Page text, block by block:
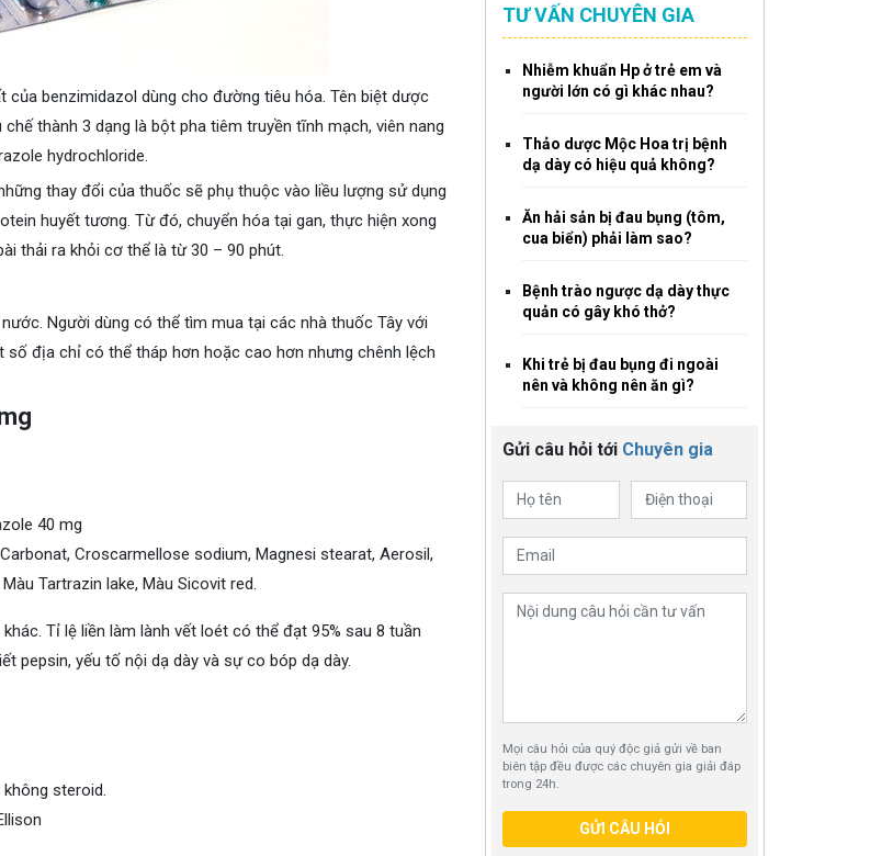
benzimidazol dùng cho đường tiêu hóa. Tên biệt dược
thành 3 dạng là bột pha tiêm truyền tĩnh mạch, viên nang
hydrochloride.
thay đổi của thuốc sẽ phụ thuộc vào liều lượng sử dụng
huyết tương. Từ đó, chuyển hóa tại gan, thực hiện xong
thải ra khỏi cơ thể là từ 30 – 90 phút.
Người dùng có thể tìm mua tại các nhà thuốc Tây với
số địa chỉ có thể tháp hơn hoặc cao hơn nhưng chênh lệch
40 mg
Croscarmellose sodium, Magnesi stearat, Aerosil,
Tartrazin lake, Màu Sicovit red.
Tỉ lệ liền làm lành vết loét có thể đạt 95% sau 8 tuần
pepsin, yếu tố nội dạ dày và sự co bóp dạ dày.
steroid.
TƯ VẤN CHUYÊN GIA
Nhiễm khuẩn Hp ở trẻ em và
người lớn có gì khác nhau?
Thảo dược Mộc Hoa trị bệnh
dạ dày có hiệu quả không?
Ăn hải sản bị đau bụng (tôm,
cua biển) phải làm sao?
Bệnh trào ngược dạ dày thực
quản có gây khó thở?
Khi trẻ bị đau bụng đi ngoài
nên và không nên ăn gì?
Gửi câu hỏi tới Chuyên gia
Mọi câu hỏi của quý độc giả gửi về ban
biên tập đều được các chuyên gia giải đáp
trong 24h.
GỬI CÂU HỎI